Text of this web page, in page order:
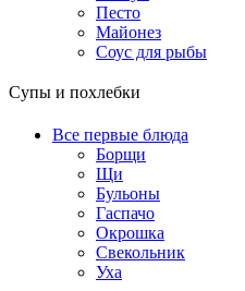
Песто
Майонез
Соус для рыбы
Супы и похлебки
Все первые блюда
Борщи
Щи
Бульоны
Гаспачо
Окрошка
Свекольник
Уха